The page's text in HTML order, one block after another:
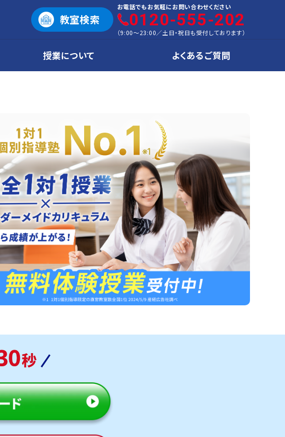
教室検索
お電話でもお気軽にお問い合わせください
0120-555-202
（9:00～23:00／土日・祝日も受付しております）
授業について よくあるご質問